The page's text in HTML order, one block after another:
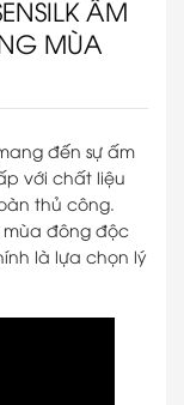
ẤM
MÙA
đến sự ấm
với chất liệu
thủ công.
mùa đông độc
là lựa chọn lý